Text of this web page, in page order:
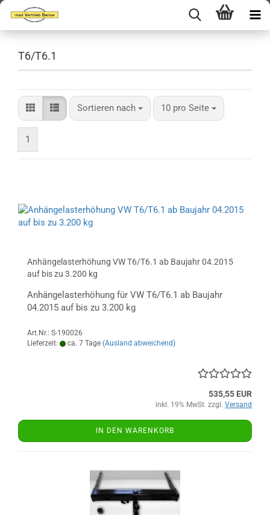
T6/T6.1
Sortieren nach
Sortieren nach 10 pro Seite
pro Seite
1
Anhängelasterhöhung VW T6/T6.1 ab Baujahr 04.2015
auf bis zu 3.200 kg
Anhängelasterhöhung für VW T6/T6.1 ab Baujahr
04.2015 auf bis zu 3.200 kg
Art.Nr.: S-190026
Lieferzeit:
ca. 7 Tage (Ausland abweichend)
535,55 EUR
inkl. 19% MwSt. zzgl. Versand
IN DEN WARENKORB